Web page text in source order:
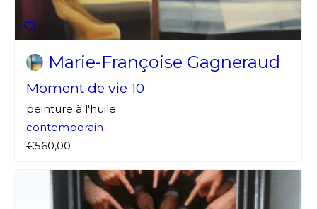
Marie-Françoise Gagneraud
Moment de vie 10
peinture à l'huile
contemporain
€560,00